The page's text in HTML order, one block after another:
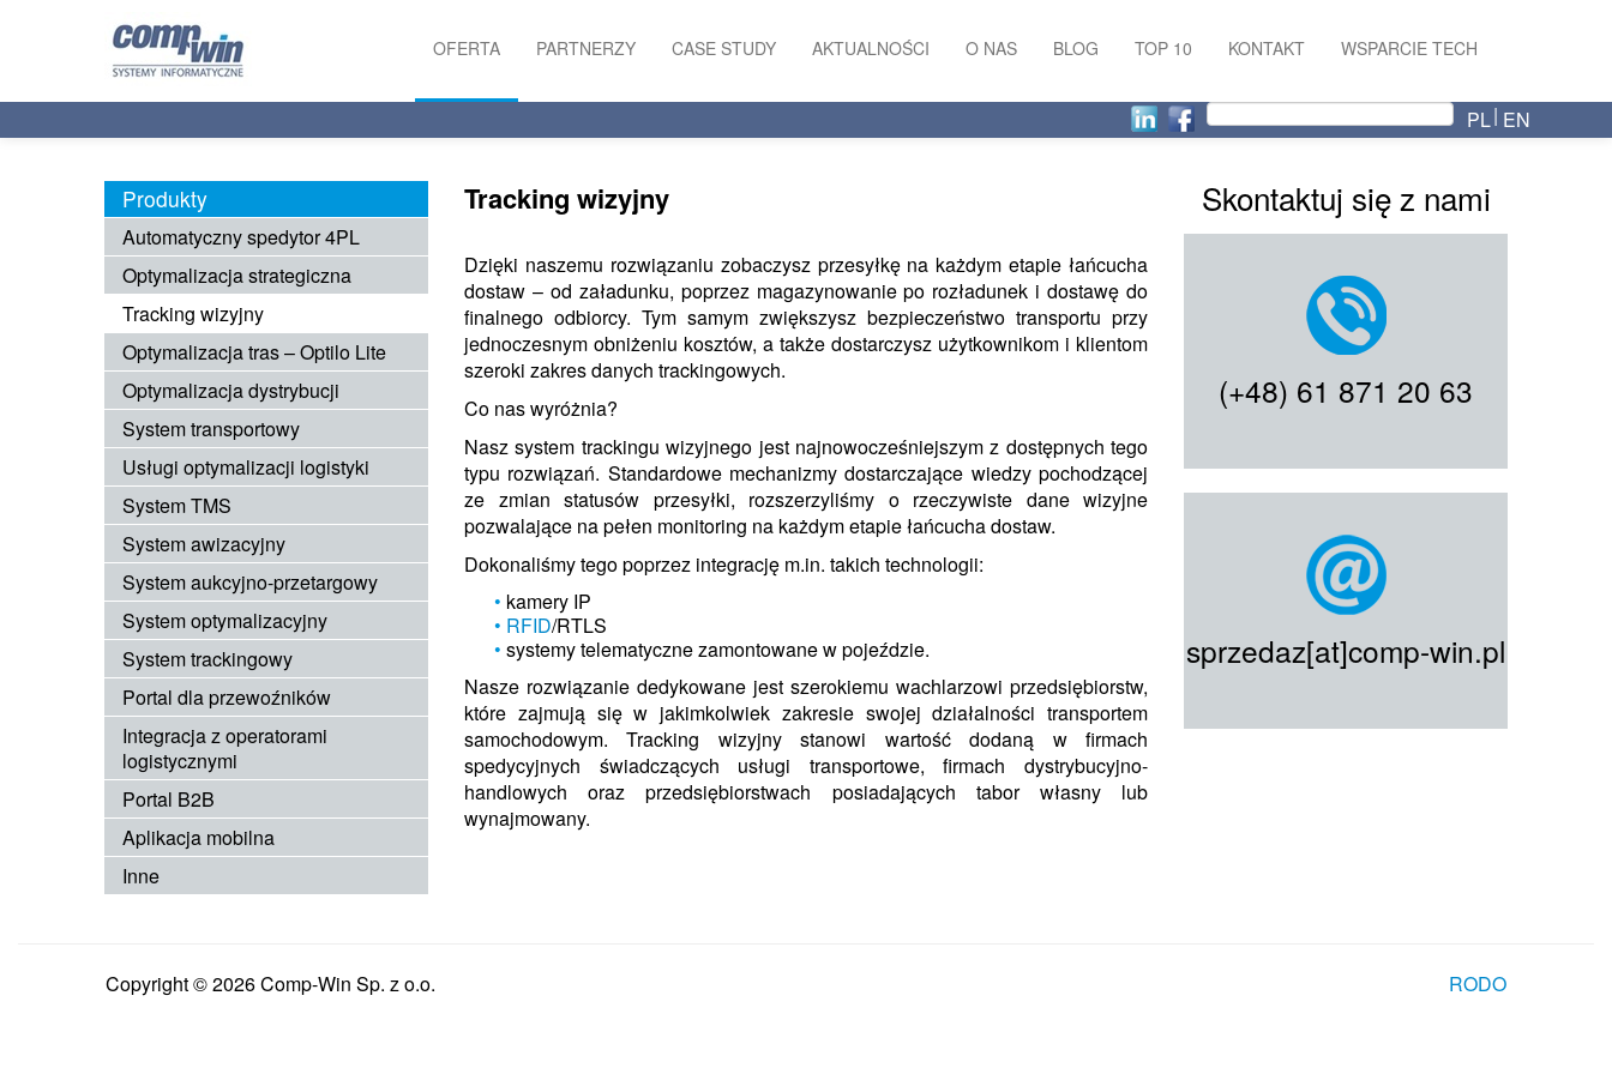
OFERTA PARTNERZY CASE STUDY AKTUALNOŚCI O NAS BLOG TOP 10 KONTAKT WSPARCIE TECH
PL EN
Produkty
Automatyczny spedytor 4PL
Optymalizacja strategiczna
Tracking wizyjny
Optymalizacja tras – Optilo Lite
Optymalizacja dystrybucji
System transportowy
Usługi optymalizacji logistyki
System TMS
System awizacyjny
System aukcyjno-przetargowy
System optymalizacyjny
System trackingowy
Portal dla przewoźników
Integracja z operatorami
logistycznymi
Portal B2B
Aplikacja mobilna
Inne
Tracking wizyjny
Dzięki naszemu rozwiązaniu zobaczysz przesyłkę na każdym etapie łańcucha
dostaw – od załadunku, poprzez magazynowanie po rozładunek i dostawę do
finalnego odbiorcy. Tym samym zwiększysz bezpieczeństwo transportu przy
jednoczesnym obniżeniu kosztów, a także dostarczysz użytkownikom i klientom
szeroki zakres danych trackingowych.
Co nas wyróżnia?
Nasz system trackingu wizyjnego jest najnowocześniejszym z dostępnych tego
typu rozwiązań. Standardowe mechanizmy dostarczające wiedzy pochodzącej
ze zmian statusów przesyłki, rozszerzyliśmy o rzeczywiste dane wizyjne
pozwalające na pełen monitoring na każdym etapie łańcucha dostaw.
Dokonaliśmy tego poprzez integrację m.in. takich technologii:
kamery IP
RFID/RTLS
systemy telematyczne zamontowane w pojeździe.
Nasze rozwiązanie dedykowane jest szerokiemu wachlarzowi przedsiębiorstw,
które zajmują się w jakimkolwiek zakresie swojej działalności transportem
samochodowym. Tracking wizyjny stanowi wartość dodaną w firmach
spedycyjnych świadczących usługi transportowe, firmach dystrybucyjno-
handlowych oraz przedsiębiorstwach posiadających tabor własny lub
wynajmowany.
Skontaktuj się z nami
(+48) 61 871 20 63
sprzedaz[at]comp-win.pl
Copyright © 2026 Comp-Win Sp. z o.o. RODO